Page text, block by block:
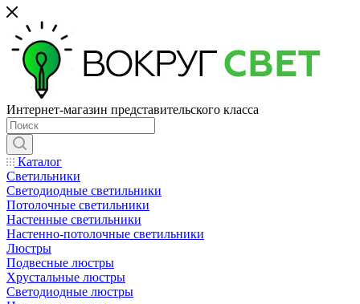
Интернет-магазин представительского класса
Каталог
Светильники
Светодиодные светильники
Потолочные светильники
Настенные светильники
Настенно-потолочные светильники
Люстры
Подвесные люстры
Хрустальные люстры
Светодиодные люстры